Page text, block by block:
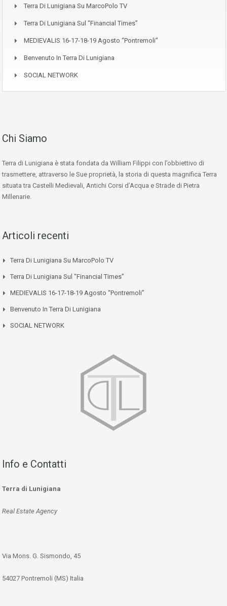
Terra Di Lunigiana Su MarcoPolo TV
Terra Di Lunigiana Sul “Financial Times”
MEDIEVALIS 16-17-18-19 Agosto “Pontremoli”
Benvenuto In Terra Di Lunigiana
SOCIAL NETWORK
Chi Siamo
Terra di Lunigiana è stata fondata da William Filippi con l’obbiettivo di
trasmettere, attraverso le Sue proprietà, la storia di questa magnifica Terra
situata tra Castelli Medievali, Antichi Corsi d’Acqua e Strade di Pietra
Millenarie.
Articoli recenti
Terra Di Lunigiana Su MarcoPolo TV
Terra Di Lunigiana Sul “Financial Times”
MEDIEVALIS 16-17-18-19 Agosto “Pontremoli”
Benvenuto In Terra Di Lunigiana
SOCIAL NETWORK
Info e Contatti
Terra di Lunigiana
Real Estate Agency
Via Mons. G. Sismondo, 45
54027 Pontremoli (MS) Italia